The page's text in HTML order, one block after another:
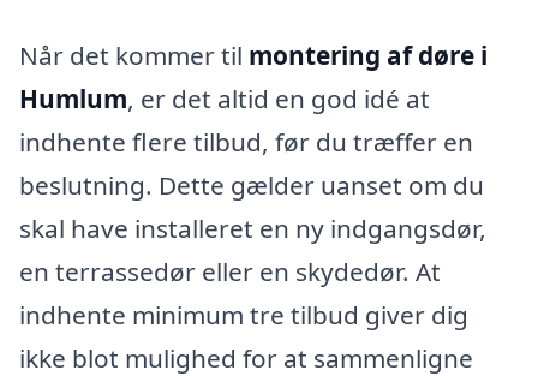
Når det kommer til montering af døre i
Humlum, er det altid en god idé at
indhente flere tilbud, før du træffer en
beslutning. Dette gælder uanset om du
skal have installeret en ny indgangsdør,
en terrassedør eller en skydedør. At
indhente minimum tre tilbud giver dig
ikke blot mulighed for at sammenligne